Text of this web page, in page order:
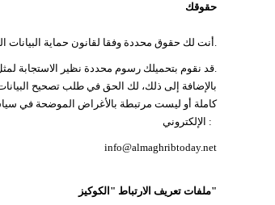
حقوقك
أنت لك حقوق محددة وفقا لقانون حماية البيانات المعمول به والتي تشتمل حقك في استقبال نسخة من بياناتك الشخصية الموجودة لدينا.
قد نقوم بتحميلك رسوم محددة نظير الاستجابة لمثل هذا الطلب بما يتوافق مع القانون المطبق.
بالإضافة إلى ذلك، لك الحق في طلب تصحيح
كاملة أو ليست مرتبطة بالأغراض الموضحة في
الإلكتروني :
info@almaghribtoday.net
ملفات تعريف الارتباط "الكوكيز"